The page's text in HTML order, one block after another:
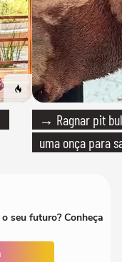
→ Ragnar pit
uma onça para
seu futuro? Conheça